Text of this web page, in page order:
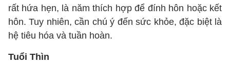
rất hứa hẹn, là năm thích hợp để đính hôn hoặc kết
hôn. Tuy nhiên, cần chú ý đến sức khỏe, đặc biệt là
hệ tiêu hóa và tuần hoàn.
Tuổi Thìn